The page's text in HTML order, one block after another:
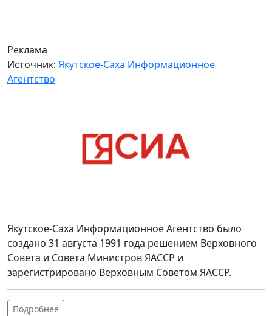
Реклама
Источник: Якутское-Саха Информационное
Агентство
Якутское-Саха Информационное Агентство было
создано 31 августа 1991 года решением Верховного
Совета и Совета Министров ЯАССР и
зарегистрировано Верховным Советом ЯАССР.
Подробнее